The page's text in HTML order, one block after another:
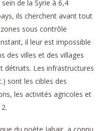
de la Syrie à 6,4
ils cherchent avant tout
sous contrôle
il leur est impossible
des villes et des villages
détruits. Les infrastructures
sont les cibles des
les activités agricoles et